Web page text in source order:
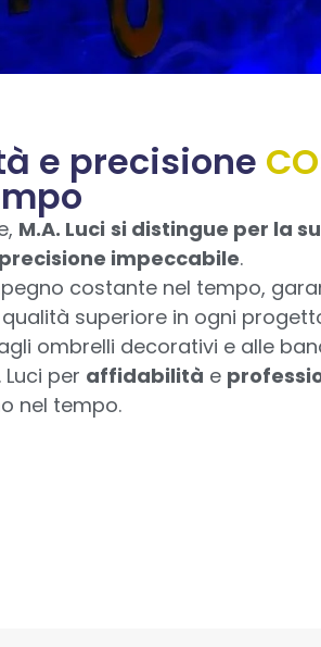
e precisione
M.A. Luci si distingue per la
impeccabile.
costante nel tempo,
superiore in ogni
ombrelli decorativi e alle
Luci per affidabilità e
nel tempo.